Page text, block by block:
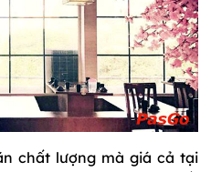
chất lượng mà giá cả tại